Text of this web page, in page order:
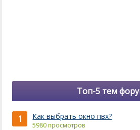
Топ-5 тем
1 Как выбрать окно пвх?
5980 просмотров